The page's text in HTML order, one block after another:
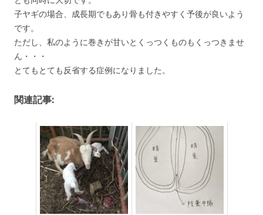
子ヤギの場合、成長期でもあり骨も付きやすく予後が良いよう
です。
ただし、私のように巻きが甘いとくっつくものもくっつきませ
ん・・・
とてもとても反省する症例になりました。
関連記事: